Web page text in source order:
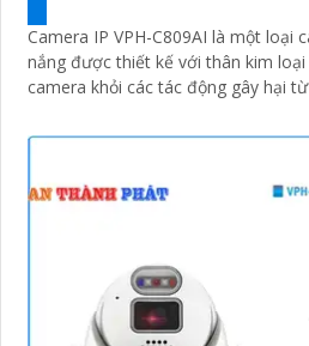
Camera IP VPH-C809AI là một loại
nắng được thiết kế với thân kim
camera khỏi các tác động gây hại